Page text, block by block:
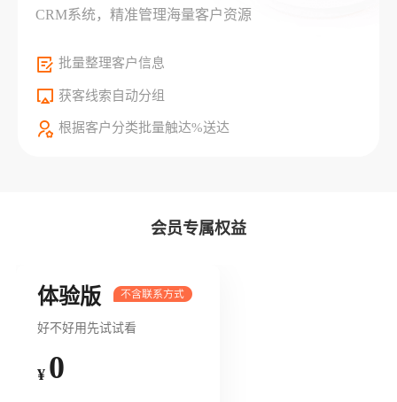
CRM系统，精准管理海量客户资源
批量整理客户信息
获客线索自动分组
根据客户分类批量触达%送达
会员专属权益
体验版
好不好用先试试看
¥ 0